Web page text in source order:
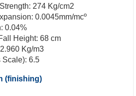
274 Kg/cm2
0.0045mm/mcº
0.04%
Height: 68 cm
Kg/m3
Scale): 6.5
(finishing)